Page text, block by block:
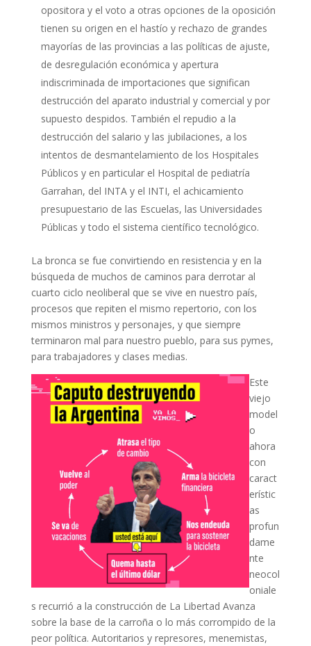
opositora y el voto a otras opciones de la oposición
tienen su origen en el hastío y rechazo de grandes
mayorías de las provincias a las políticas de ajuste,
de desregulación económica y apertura
indiscriminada de importaciones que significan
destrucción del aparato industrial y comercial y por
supuesto despidos. También el repudio a la
destrucción del salario y las jubilaciones, a los
intentos de desmantelamiento de los Hospitales
Públicos y en particular el Hospital de pediatría
Garrahan, del INTA y el INTI, el achicamiento
presupuestario de las Escuelas, las Universidades
Públicas y todo el sistema científico tecnológico.
La bronca se fue convirtiendo en resistencia y en la
búsqueda de muchos de caminos para derrotar al
cuarto ciclo neoliberal que se vive en nuestro país,
procesos que repiten el mismo repertorio, con los
mismos ministros y personajes, y que siempre
terminaron mal para nuestro pueblo, para sus pymes,
para trabajadores y clases medias.
Este
viejo
model
o
ahora
con
caract
erístic
as
profun
dame
nte
neocol
oniale
s recurrió a la construcción de La Libertad Avanza
sobre la base de la carroña o lo más corrompido de la
peor política. Autoritarios y represores, menemistas,